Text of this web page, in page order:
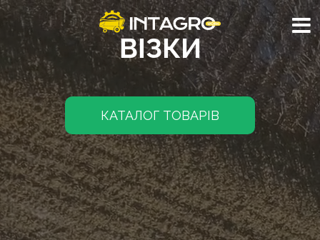
ВІЗКИ
КАТАЛОГ ТОВАРІВ